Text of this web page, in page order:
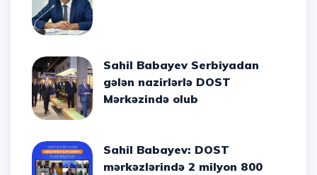
Sahil Babayev Serbiyadan
gələn nazirlərlə DOST
Mərkəzində olub
Sahil Babayev: DOST
mərkəzlərində 2 milyon 800